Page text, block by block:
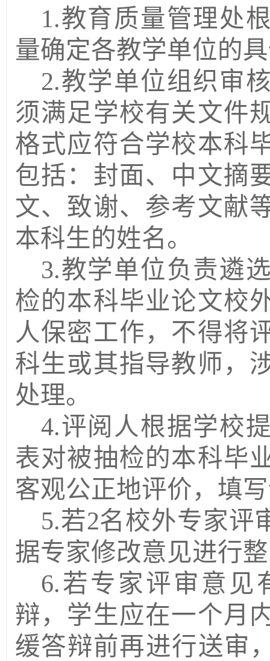
1.教育质量管理处
量确定各教学单位的
2.教学单位组织审
须满足学校有关文件
格式应符合学校本科
包括：封面、中文摘
文、致谢、参考文献
本科生的姓名。
3.教学单位负责遴
检的本科毕业论文校
人保密工作，不得将
科生或其指导教师，
处理。
4.评阅人根据学校
表对被抽检的本科毕
客观公正地评价，填
5.若2名校外专家评
据专家修改意见进行
6.若专家评审意见
辩，学生应在一个月
缓答辩前再进行送审